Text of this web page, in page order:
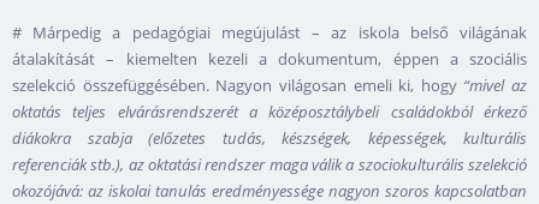
# Márpedig a pedagógiai megújulást – az iskola belső világának
átalakítását – kiemelten kezeli a dokumentum, éppen a szociális
szelekció összefüggésében. Nagyon világosan emeli ki, hogy “mivel az
oktatás teljes elvárásrendszerét a középosztálybeli családokból érkező
diákokra szabja (előzetes tudás, készségek, képességek, kulturális
referenciák stb.), az oktatási rendszer maga válik a szociokulturális szelekció
okozójává: az iskolai tanulás eredményessége nagyon szoros kapcsolatban